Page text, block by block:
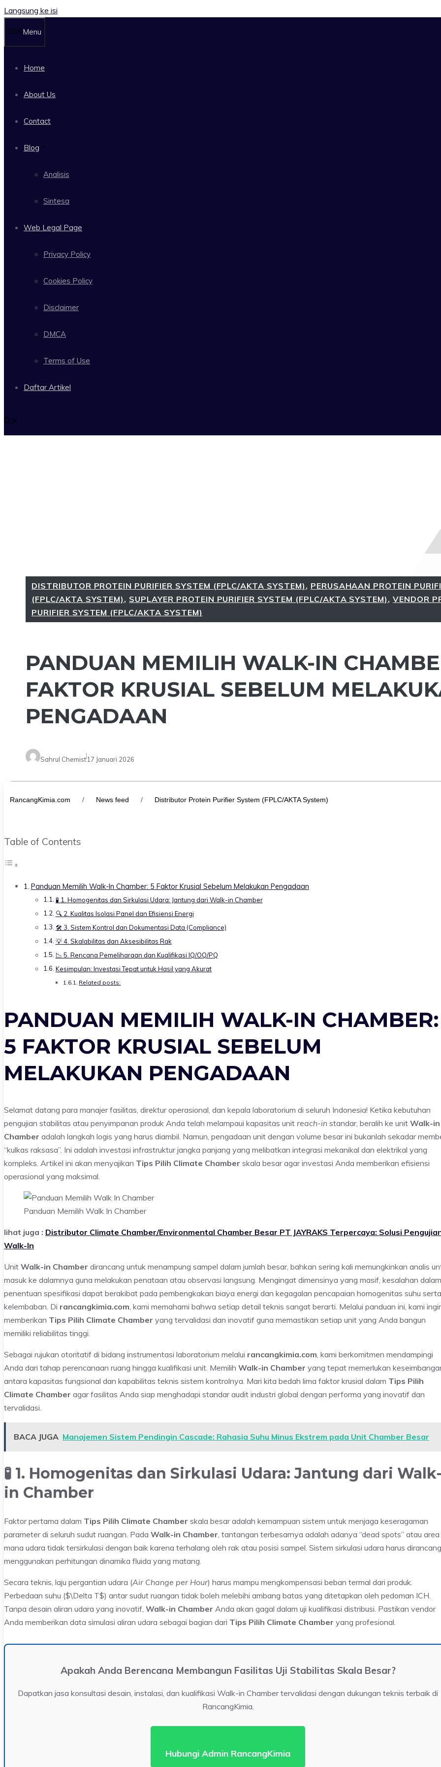
Langsung ke isi
Menu
Home
About Us
Contact
Blog
Analisis
Sintesa
Web Legal Page
Privacy Policy
Cookies Policy
Disclaimer
DMCA
Terms of Use
Daftar Artikel
DISTRIBUTOR PROTEIN PURIFIER SYSTEM (FPLC/AKTA SYSTEM) , PERUSAHAAN PROTEIN
(FPLC/AKTA SYSTEM) , SUPLAYER PROTEIN PURIFIER SYSTEM (FPLC/AKTA SYSTEM) ,VENDOR
PURIFIER SYSTEM (FPLC/AKTA SYSTEM)
PANDUAN MEMILIH WALK-IN
FAKTOR KRUSIAL SEBELUM
PENGADAAN
Sahrul Chemist17 Januari 2026
RancangKimia.com / News feed / Distributor Protein Purifier System (FPLC/AKTA System)
Table of Contents
Panduan Memilih Walk-In Chamber: 5 Faktor Krusial Sebelum Melakukan Pengadaan
🧪 1. Homogenitas dan Sirkulasi Udara: Jantung dari Walk-in Chamber
🔍 2. Kualitas Isolasi Panel dan Efisiensi Energi
🛠️ 3. Sistem Kontrol dan Dokumentasi Data (Compliance)
💡 4. Skalabilitas dan Aksesibilitas Rak
📉 5. Rencana Pemeliharaan dan Kualifikasi IQ/OQ/PQ
Kesimpulan: Investasi Tepat untuk Hasil yang Akurat
Related posts:
PANDUAN MEMILIH WALK-IN CHAMBER:
5 FAKTOR KRUSIAL SEBELUM
MELAKUKAN PENGADAAN
Selamat datang para manajer fasilitas, direktur operasional, dan kepala laboratorium di seluruh Indonesia! Ketika kebutuhan
pengujian stabilitas atau penyimpanan produk Anda telah melampaui kapasitas unit reach-in standar, beralih ke unit Walk-in
Chamber adalah langkah logis yang harus diambil. Namun, pengadaan unit dengan volume besar ini bukanlah sekadar
“kulkas raksasa”. Ini adalah investasi infrastruktur jangka panjang yang melibatkan integrasi mekanikal dan elektrikal yang
kompleks. Artikel ini akan menyajikan Tips Pilih Climate Chamber skala besar agar investasi Anda memberikan efisiensi
operasional yang maksimal.
Panduan Memilih Walk In Chamber
lihat juga : Distributor Climate Chamber/Environmental Chamber Besar PT JAYRAKS Terpercaya: Solusi
Walk-In
Unit Walk-in Chamber dirancang untuk menampung sampel dalam jumlah besar, bahkan sering kali memungkinkan analis
masuk ke dalamnya guna melakukan penataan atau observasi langsung. Mengingat dimensinya yang masif, kesalahan dalam
penentuan spesifikasi dapat berakibat pada pembengkakan biaya energi dan kegagalan pencapaian homogenitas suhu serta
kelembaban. Di rancangkimia.com , kami memahami bahwa setiap detail teknis sangat berarti. Melalui panduan ini, kami
memberikan Tips Pilih Climate Chamber yang tervalidasi dan inovatif guna memastikan setiap unit yang Anda bangun
memiliki reliabilitas tinggi.
Sebagai rujukan otoritatif di bidang instrumentasi laboratorium melalui rancangkimia.com , kami berkomitmen mendampingi
Anda dari tahap perencanaan ruang hingga kualifikasi unit. Memilih Walk-in Chamber yang tepat memerlukan
antara kapasitas fungsional dan kapabilitas teknis sistem kontrolnya. Mari kita bedah lima faktor krusial dalam Tips Pilih
Climate Chamber agar fasilitas Anda siap menghadapi standar audit industri global dengan performa yang inovatif dan
tervalidasi.
BACA JUGA Manajemen Sistem Pendingin Cascade: Rahasia Suhu Minus Ekstrem pada Unit Chamber Besar
🧪 1. Homogenitas dan Sirkulasi Udara: Jantung dari
in Chamber
Faktor pertama dalam Tips Pilih Climate Chamber skala besar adalah kemampuan sistem untuk menjaga keseragaman
parameter di seluruh sudut ruangan. Pada Walk-in Chamber , tantangan terbesarnya adalah adanya “dead spots” atau area
mana udara tidak tersirkulasi dengan baik karena terhalang oleh rak atau posisi sampel. Sistem sirkulasi udara harus dirancang
menggunakan perhitungan dinamika fluida yang matang.
Secara teknis, laju pergantian udara (Air Change per Hour) harus mampu mengkompensasi beban termal dari produk.
Perbedaan suhu ($\Delta T$) antar sudut ruangan tidak boleh melebihi ambang batas yang ditetapkan oleh pedoman ICH.
Tanpa desain aliran udara yang inovatif, Walk-in Chamber Anda akan gagal dalam uji kualifikasi distribusi. Pastikan vendor
Anda memberikan data simulasi aliran udara sebagai bagian dari Tips Pilih Climate Chamber yang profesional.
Apakah Anda Berencana Membangun Fasilitas Uji Stabilitas Skala Besar?
Dapatkan jasa konsultasi desain, instalasi, dan kualifikasi Walk-in Chamber tervalidasi dengan dukungan teknis terbaik di
RancangKimia.
Hubungi Admin RancangKimia